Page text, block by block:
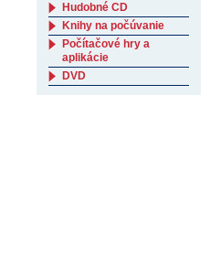
Hudobné CD
Knihy na počúvanie
Počítačové hry a
aplikácie
DVD